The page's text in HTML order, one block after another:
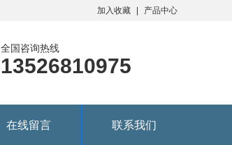
加入收藏 产品中心
全国咨询热线
13526810975
在线留言 联系我们